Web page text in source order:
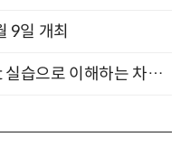
9일 개최
“큐비트·양자 알고리즘·Qiskit 실습으로 이해하는 차세대 컴퓨팅” (8/28)